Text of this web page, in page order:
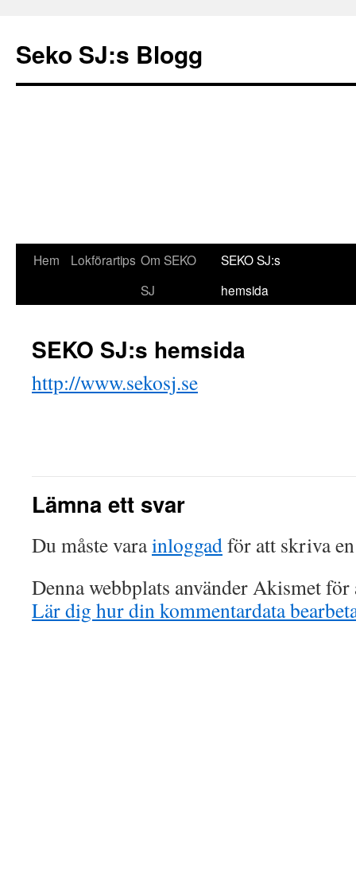
Seko SJ:s Blogg
GåHem Lokförartips Om SEKO
SJ
SEKO SJ:s
hemsida
SEKO SJ:s hemsida
http://www.sekosj.se
Lämna ett svar
Du måste varainloggadför att skriva
Denna webbplats använder Akismet
Lär dig hur din kommentardata